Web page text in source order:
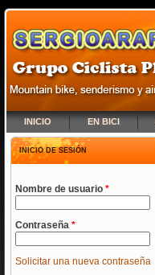
INICIO EN BICI
INICIO DE SESIÓN
Nombre de usuario *
Contraseña *
Solicitar una nueva contraseña